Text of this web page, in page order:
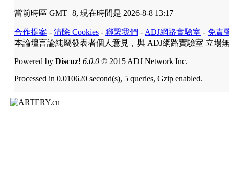
當前時區 GMT+8, 現在時間是 2026-8-8 13:17
合作提案 - 清除 Cookies - 聯繫我們 - ADJ網路實驗室 - 免責
本論壇言論純屬發表者個人意見，與 ADJ網路實驗室 立場
Powered by Discuz! 6.0.0 © 2015 ADJ Network Inc.
Processed in 0.010620 second(s), 5 queries, Gzip enabled.